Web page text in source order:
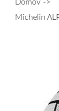
Osobné/
SUV/
Domov
Michelin